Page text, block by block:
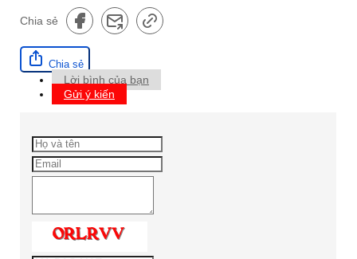
Chia sẻ
Chia sẻ
Lời bình của bạn
Gửi ý kiến